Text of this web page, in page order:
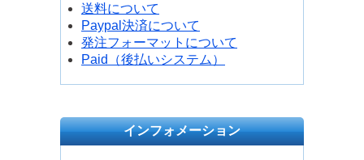
送料について
Paypal決済について
発注フォーマットについて
Paid（後払いシステム）
インフォメーション